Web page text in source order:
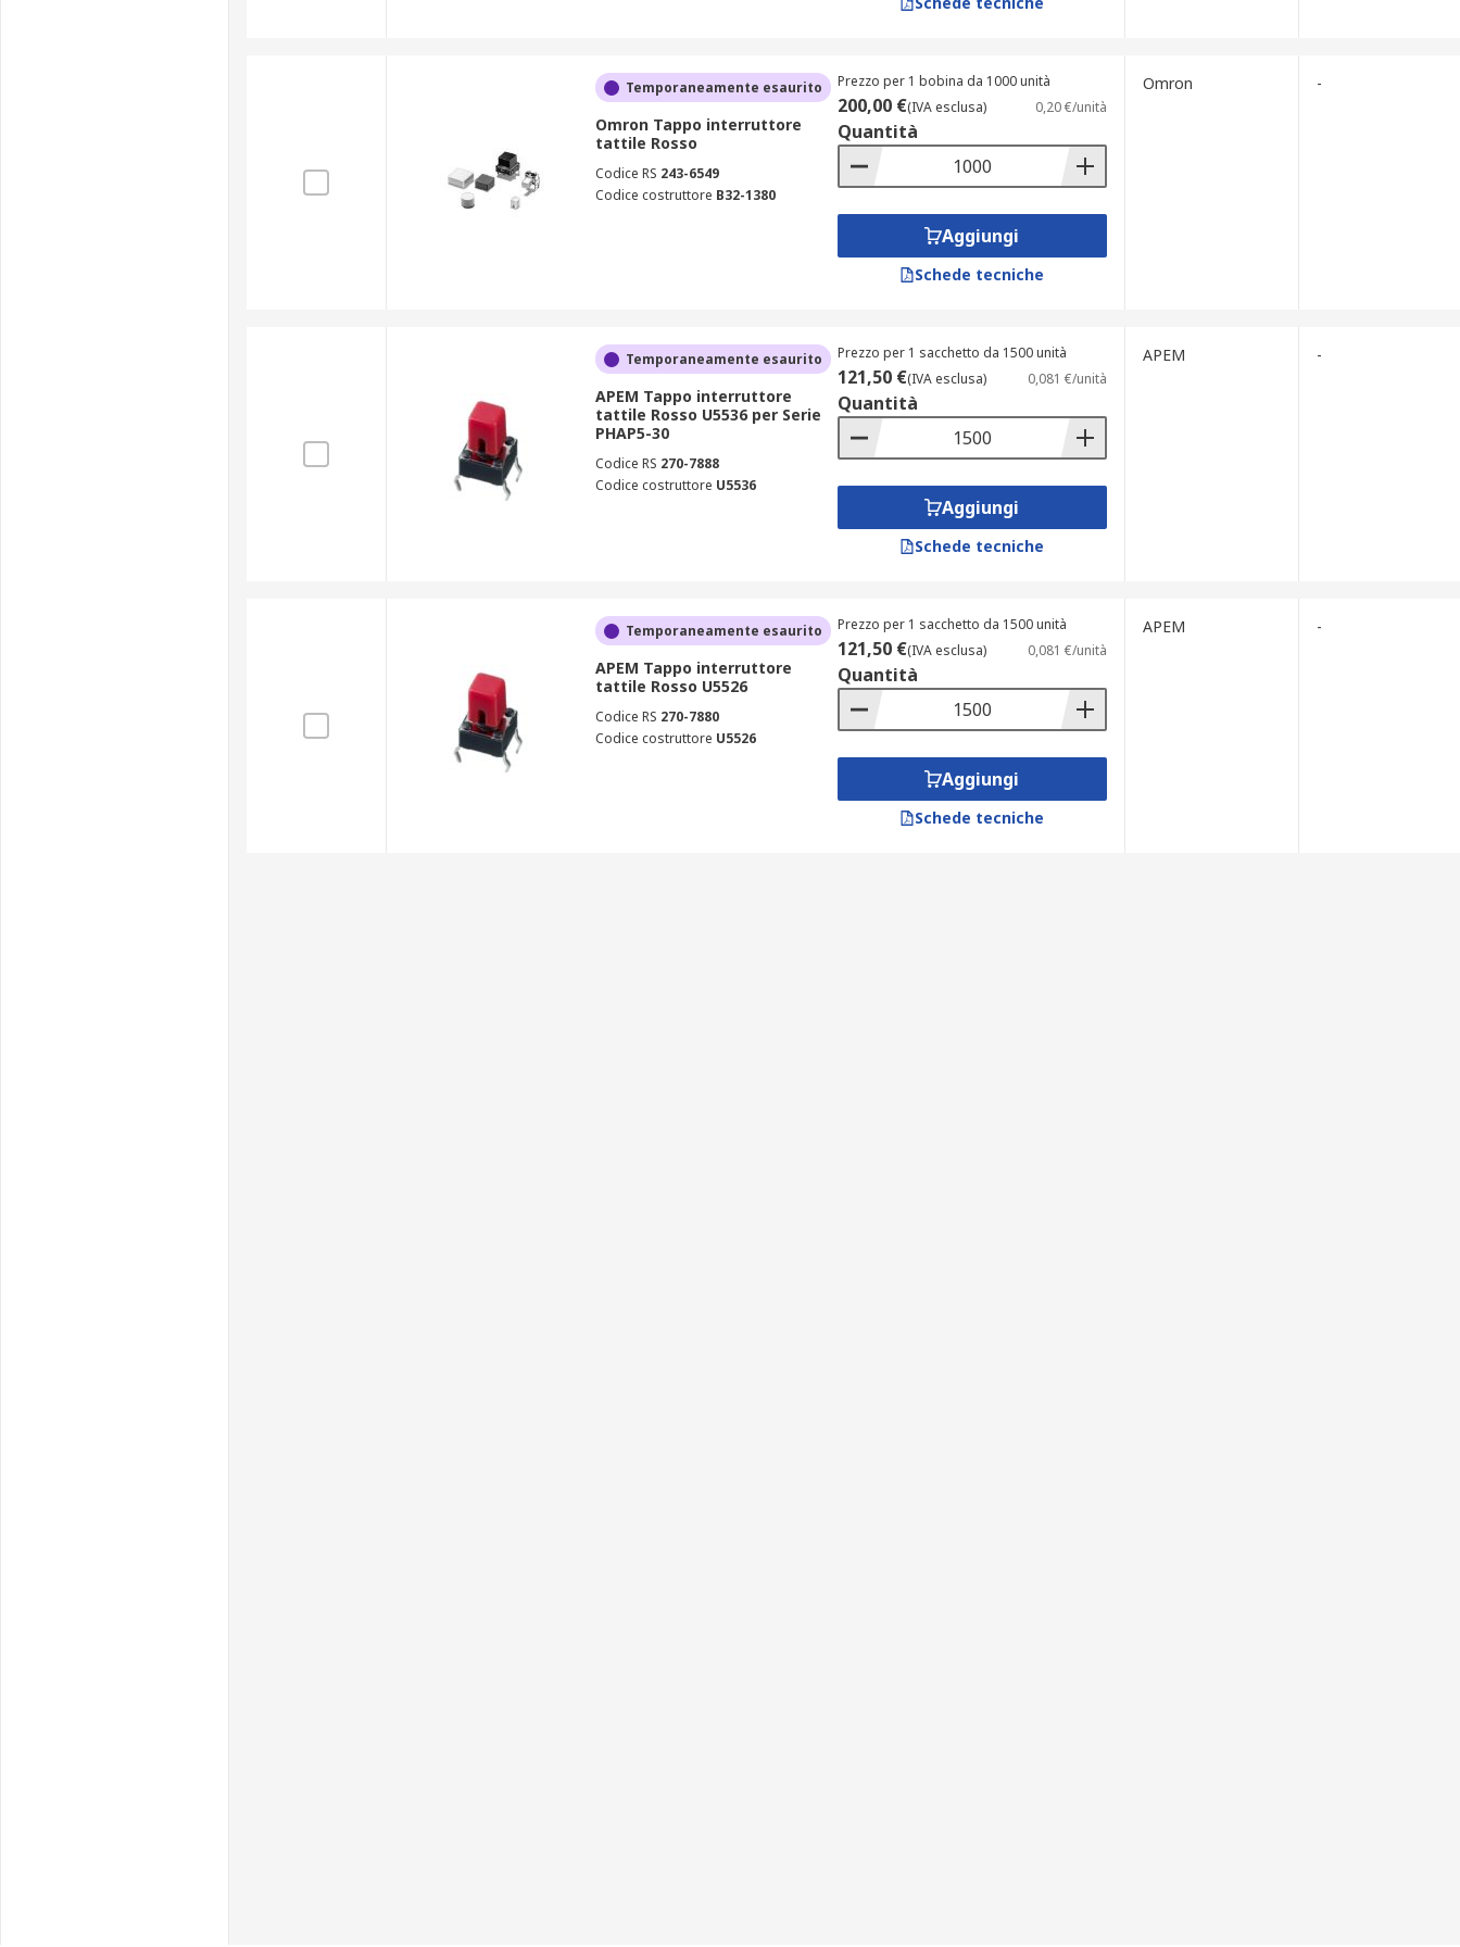
Temporaneamente esaurito
Omron Tappo interruttore
tattile Rosso
Codice RS 243-6549
Codice costruttore B32-1380
Prezzo per 1 bobina da 1000 unità
200,00 €(IVA esclusa) 0,20 €/unità
Quantità
Aggiungi
Schede tecniche
Omron -
Temporaneamente esaurito
APEM Tappo interruttore
tattile Rosso U5536 per Serie
PHAP5-30
Codice RS 270-7888
Codice costruttore U5536
Prezzo per 1 sacchetto da 1500 unità
121,50 €(IVA esclusa) 0,081 €/unità
Quantità
Aggiungi
Schede tecniche
APEM -
Temporaneamente esaurito
APEM Tappo interruttore
tattile Rosso U5526
Codice RS 270-7880
Codice costruttore U5526
Prezzo per 1 sacchetto da 1500 unità
121,50 €(IVA esclusa) 0,081 €/unità
Quantità
Aggiungi
Schede tecniche
APEM -